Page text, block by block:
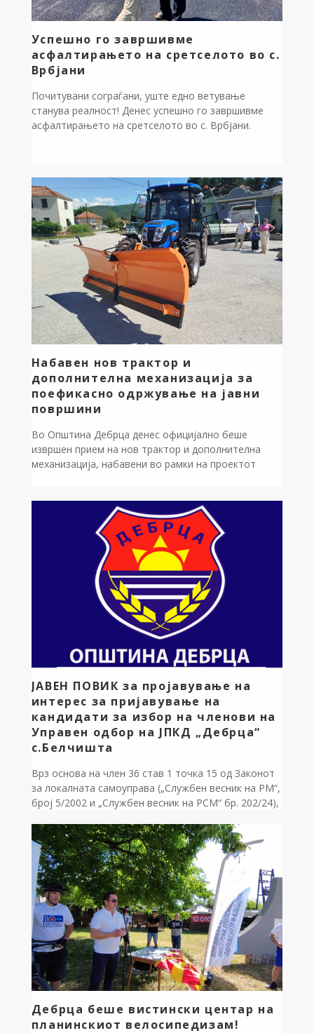
Успешно го завршивме
асфалтирањето на сретселото во с.
Врбјани
Почитувани сограѓани, уште едно ветување
станува реалност! Денес успешно го завршивме
асфалтирањето на сретселото во с. Врбјани.
значително го олеснуваме секојдневието и
обезбедуваме подобри услови за сите жители.
Нашата визија е јасна – рамномерен […]
Набавен нов трактор и
дополнителна механизација за
поефикасно одржување на јавни
површини
Во Општина Дебрца денес официјално беше
извршен прием на нов трактор и дополнителна
механизација, набавени во рамки на проектот
регион, со поддршка од Министерството за
локална самоуправа. На приемот присуствуваа
градоначалникот на Општина Дебрца, Златко
Сиљаноски, и директорот на Центарот за […]
ЈАВЕН ПОВИК за пројавување на
интерес за пријавување на
кандидати за избор на членови на
Управен одбор на ЈПКД „Дебрца“
с.Белчишта
Врз основа на член 36 став 1 точка 15 од Законот
за локалната самоуправа („Службен весник на РМ“,
број 5/2002 и „Службен весник на РСМ“ бр. 202/24),
претпријатија („Службен весник на РМ“ број 38/96,
9/97, 6/02, 40/03, 49/06, 22/07, 83/09, 97/10, 6/12,
119/13, 41/14, 138/14, 25/15, 61/15, […]
Дебрца беше вистински центар на
планинскиот велосипедизам!